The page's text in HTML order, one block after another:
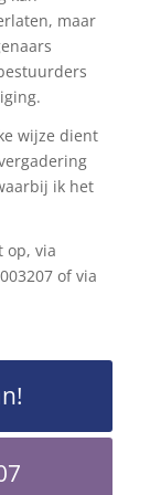
maar
wijze dient
ik het
op, via
of via